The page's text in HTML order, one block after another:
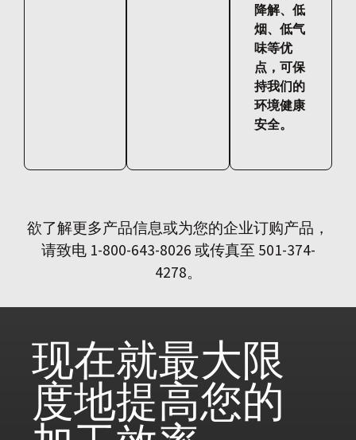
降解、低
烟、低气
味等优
点，可保
持我们的
环境健康
安全。
欲了解更多产品信息或为您的企业订购产品，
请致电 1-800-643-8026 或传真至 501-374-
4278。
现在就最大限
度地提高您的